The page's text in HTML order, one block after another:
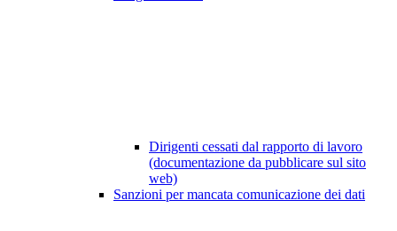
Dirigenti cessati dal rapporto di lavoro
(documentazione da pubblicare sul sito
web)
Sanzioni per mancata comunicazione dei dati